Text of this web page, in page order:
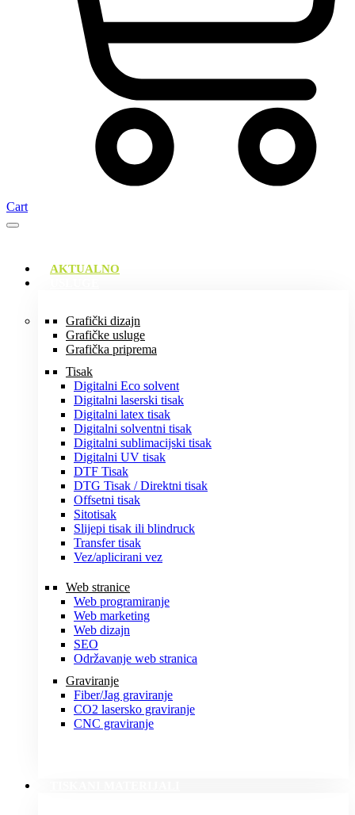
Cart
AKTUALNO
Grafički dizajn
Grafičke usluge
Grafička priprema
Tisak
Digitalni Eco solvent
Digitalni laserski tisak
Digitalni latex tisak
Digitalni solventni tisak
Digitalni sublimacijski tisak
Digitalni UV tisak
DTF Tisak
DTG Tisak / Direktni tisak
Offsetni tisak
Sitotisak
Slijepi tisak ili blindruck
Transfer tisak
Vez/aplicirani vez
Web stranice
Web programiranje
Web marketing
Web dizajn
SEO
Održavanje web stranica
Graviranje
Fiber/Jag graviranje
CO2 lasersko graviranje
CNC graviranje